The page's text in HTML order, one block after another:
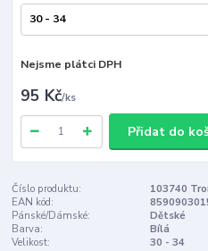
Nejsme plátci DPH
95 Kč/ks
Přidat do
Číslo produktu:
103740
EAN kód:
Pánské/Dámské:
Dětské
Barva:
Bílá
Velikost:
30 - 34